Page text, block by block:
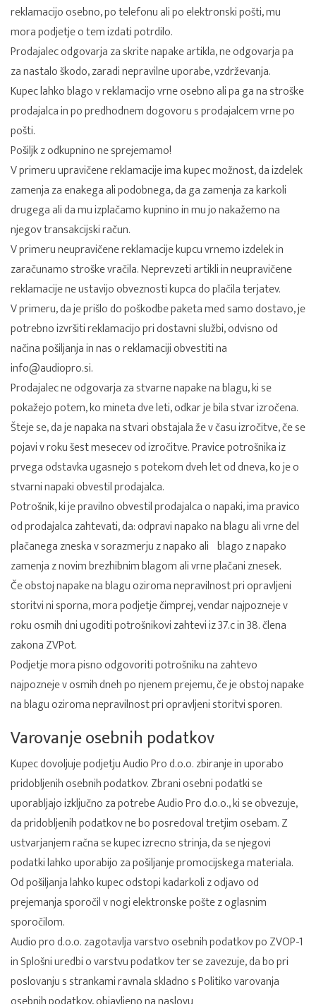
reklamacijo osebno, po telefonu ali po elektronski pošti, mu
mora podjetje o tem izdati potrdilo.
Prodajalec odgovarja za skrite napake artikla, ne odgovarja pa
za nastalo škodo, zaradi nepravilne uporabe, vzdrževanja.
Kupec lahko blago v reklamacijo vrne osebno ali pa ga na stroške
prodajalca in po predhodnem dogovoru s prodajalcem vrne po
pošti.
Pošiljk z odkupnino ne sprejemamo!
V primeru upravičene reklamacije ima kupec možnost, da izdelek
zamenja za enakega ali podobnega, da ga zamenja za karkoli
drugega ali da mu izplačamo kupnino in mu jo nakažemo na
njegov transakcijski račun.
V primeru neupravičene reklamacije kupcu vrnemo izdelek in
zaračunamo stroške vračila. Neprevzeti artikli in neupravičene
reklamacije ne ustavijo obveznosti kupca do plačila terjatev.
V primeru, da je prišlo do poškodbe paketa med samo dostavo, je
potrebno izvršiti reklamacijo pri dostavni službi, odvisno od
načina pošiljanja in nas o reklamaciji obvestiti na
info@audiopro.si.
Prodajalec ne odgovarja za stvarne napake na blagu, ki se
pokažejo potem, ko mineta dve leti, odkar je bila stvar izročena.
Šteje se, da je napaka na stvari obstajala že v času izročitve, če se
pojavi v roku šest mesecev od izročitve. Pravice potrošnika iz
prvega odstavka ugasnejo s potekom dveh let od dneva, ko je o
stvarni napaki obvestil prodajalca.
Potrošnik, ki je pravilno obvestil prodajalca o napaki, ima pravico
od prodajalca zahtevati, da: odpravi napako na blagu ali vrne del
plačanega zneska v sorazmerju z napako ali blago z napako
zamenja z novim brezhibnim blagom ali vrne plačani znesek.
Če obstoj napake na blagu oziroma nepravilnost pri opravljeni
storitvi ni sporna, mora podjetje čimprej, vendar najpozneje v
roku osmih dni ugoditi potrošnikovi zahtevi iz 37.c in 38. člena
zakona ZVPot.
Podjetje mora pisno odgovoriti potrošniku na zahtevo
najpozneje v osmih dneh po njenem prejemu, če je obstoj napake
na blagu oziroma nepravilnost pri opravljeni storitvi sporen.
Varovanje osebnih podatkov
Kupec dovoljuje podjetju Audio Pro d.o.o. zbiranje in uporabo
pridobljenih osebnih podatkov. Zbrani osebni podatki se
uporabljajo izključno za potrebe Audio Pro d.o.o., ki se obvezuje,
da pridobljenih podatkov ne bo posredoval tretjim osebam. Z
ustvarjanjem račna se kupec izrecno strinja, da se njegovi
podatki lahko uporabijo za pošiljanje promocijskega materiala.
Od pošiljanja lahko kupec odstopi kadarkoli z odjavo od
prejemanja sporočil v nogi elektronske pošte z oglasnim
sporočilom.
Audio pro d.o.o. zagotavlja varstvo osebnih podatkov po ZVOP-1
in Splošni uredbi o varstvu podatkov ter se zavezuje, da bo pri
poslovanju s strankami ravnala skladno s Politiko varovanja